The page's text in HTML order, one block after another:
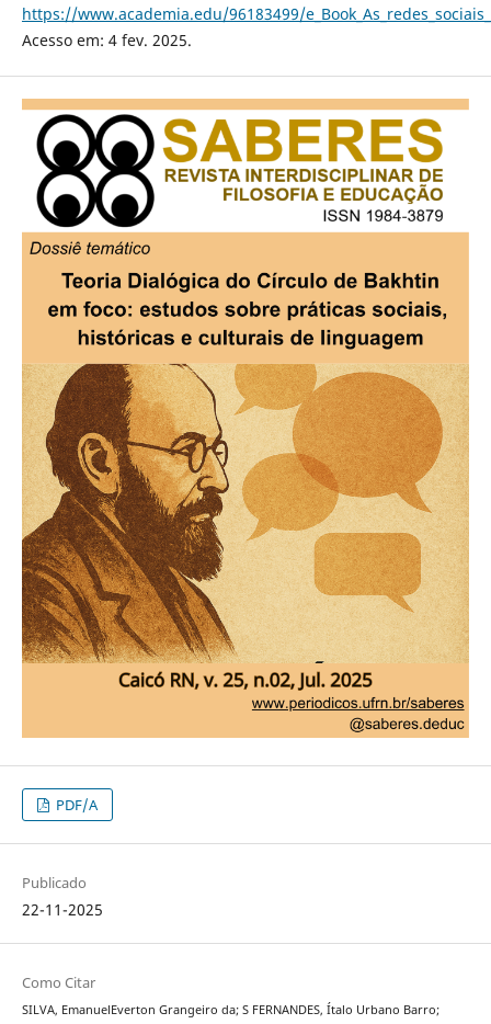
https://www.academia.edu/96183499/
Acesso em: 4 fev. 2025.
PDF/A
Publicado
22-11-2025
Como Citar
SILVA, EmanuelEverton Grangeiro da; S FERNANDES, Ítalo Urbano Barro;